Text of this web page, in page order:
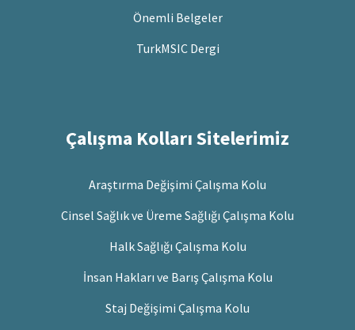
Önemli Belgeler
TurkMSIC Dergi
Çalışma Kolları Sitelerimiz
Araştırma Değişimi Çalışma Kolu
Cinsel Sağlık ve Üreme Sağlığı Çalışma Kolu
Halk Sağlığı Çalışma Kolu
İnsan Hakları ve Barış Çalışma Kolu
Staj Değişimi Çalışma Kolu